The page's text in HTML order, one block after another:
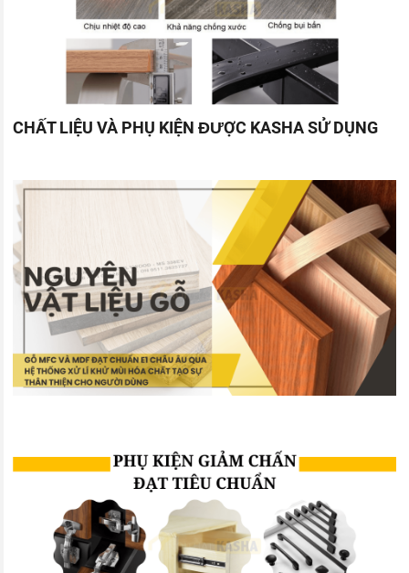
CHẤT LIỆU VÀ PHỤ KIỆN ĐƯỢC KASHA SỬ DỤNG